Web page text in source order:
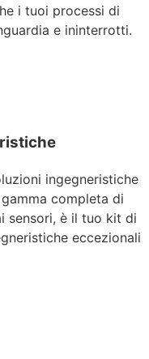
i tuoi processi di
e ininterrotti.
ingegneristiche
completa di
sensori, è il tuo kit di
eccezionali